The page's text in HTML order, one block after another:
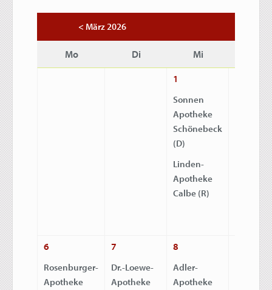
< März 2026
Mo Di Mi
1
Sonnen
Apotheke
Schönebeck
(D)
Linden-
Apotheke
Calbe (R)
6
Rosenburger-
Apotheke
7
Dr.-Loewe-
Apotheke
8
Adler-
Apotheke